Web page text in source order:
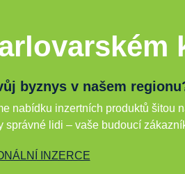
byznys v našem
nabídku inzertních produktů šitou
správné lidi – vaše budoucí
INZERCE